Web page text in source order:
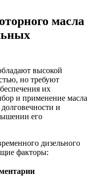
масла
высокой
но требуют
их
и применение масла
и
его
дизельного
факторы: